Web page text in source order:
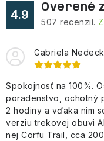
p
i
u
4.9
Overené
507 recenzií.
Gabriela
Spokojnosť na 100%.
poradenstvo, ochotný
2 hodiny a vďaka nim
verziu trekovej obuvi
nej Corfu Trail, cca